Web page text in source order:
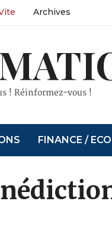
Archives
! Réinformez-vous !
FINANCE /